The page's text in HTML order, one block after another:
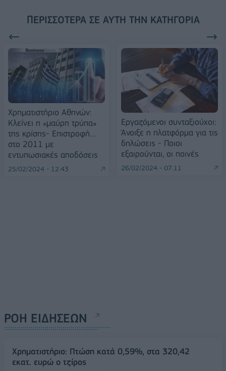
ΠΕΡΙΣΣΌΤΕΡΑ ΣΕ ΑΥΤΉ ΤΗΝ ΚΑΤΗΓΟΡΊΑ
Χρηματιστήριο Αθηνών:
Κλείνει η «μαύρη τρύπα»
της κρίσης- Επιστροφή…
στο 2011 με
εντυπωσιακές αποδόσεις
25/02/2024 - 12:43
Εργαζόμενοι συνταξιούχοι:
Άνοιξε η πλατφόρμα για τις
δηλώσεις - Ποιοι
εξαιρούνται, οι ποινές
26/02/2024 - 07:11
ΡΟΗ ΕΙΔΗΣΕΩΝ
Χρηματιστήριο: Πτώση κατά 0,59%, στα 320,42
εκατ. ευρώ ο τζίρος